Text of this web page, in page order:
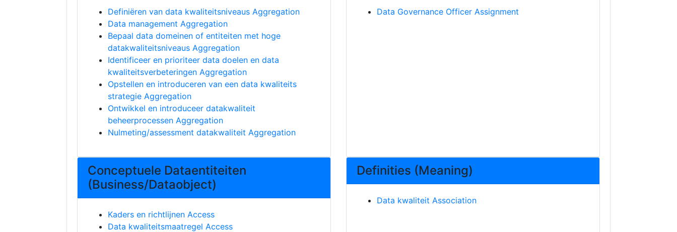
Definiëren van data kwaliteitsniveaus Aggregation
Data management Aggregation
Bepaal data domeinen of entiteiten met hoge
datakwaliteitsniveaus Aggregation
Identificeer en prioriteer data doelen en data
kwaliteitsverbeteringen Aggregation
Opstellen en introduceren van een data kwaliteits
strategie Aggregation
Ontwikkel en introduceer datakwaliteit
beheerprocessen Aggregation
Nulmeting/assessment datakwaliteit Aggregation
Data Governance Officer Assignment
Conceptuele Dataentiteiten
(Business/Dataobject)
Kaders en richtlijnen Access
Data kwaliteitsmaatregel Access
Definities (Meaning)
Data kwaliteit Association